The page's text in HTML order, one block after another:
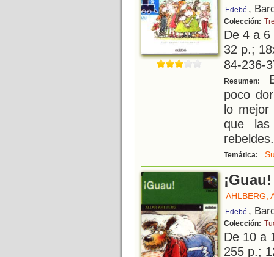
Edebé ,
Colección:
De 4 a
32 p.;
84-236-
Resumen:
poco
lo mejor
que
rebeldes.
Temática:
¡Guau!
AHLBERG,
Edebé ,
Colección:
De 10 a
255 p.;